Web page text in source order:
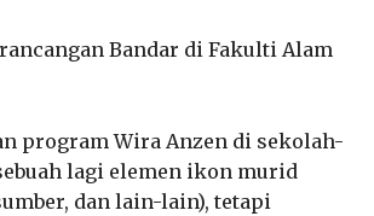
Bandar di Fakulti Alam
program Wira Anzen di sekolah-
lagi elemen ikon murid
dan lain-lain), tetapi